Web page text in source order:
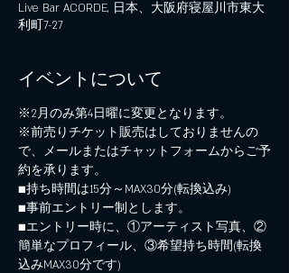
Live Bar ACORDE, 日本、大阪府寝屋川市東大
利町7-27
イベントについて
※2月のみ第4日曜に変更となります。
※前売りチケット販売はしておりませんの
で、メールまたはチャットフォームからご予
約を承ります。
■持ち時間は15分～MAX30分(転換込み)
■事前エントリー制とします。
■エントリー時に、①アーティスト写真、②
簡単なプロフィール、③希望持ち時間(転換
込みMAX30分です)